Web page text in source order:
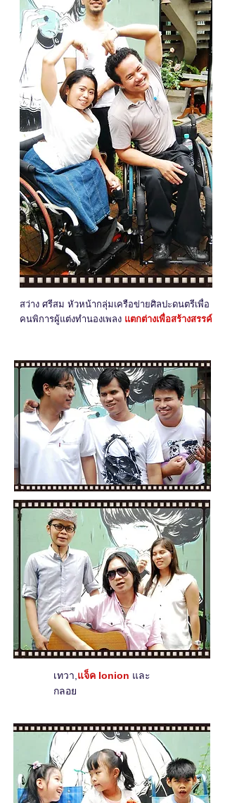
สว่าง ศรีสม หัวหน้ากลุ่มเครือข่ายศิลปะดนตรีเพื่อ
คนพิการผู้แต่งทำนองเพลง แตกต่างเพื่อสร้างสรรค์
เทวา, แจ็ค Ionion และ
กลอย